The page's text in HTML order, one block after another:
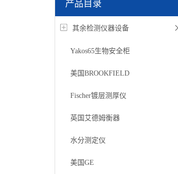
产品目录
其余检测仪器设备
Yakos65生物安全柜
美国BROOKFIELD
Fischer镀层测厚仪
英国艾德姆衡器
水分测定仪
美国GE